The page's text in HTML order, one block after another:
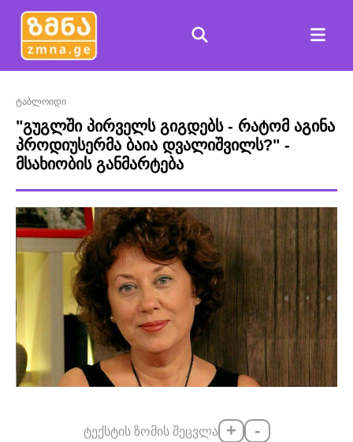
ტაბლოიდი
"გუგლში პირველს გიგდებს - რატომ აგინა
პროდიუსერმა ბაია დვალიშვილს?" -
მსახიობის განმარტება
ტექსტის ზომის შეცვლა + -